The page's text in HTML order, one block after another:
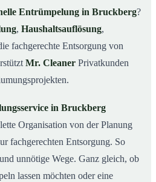
in Bruckberg?
Bruckberg?
eine Entrümpelung
– so arbeiten unsere Profis
Entrümpelung in Bruckberg?
, Haushaltsauflösung,
fachgerechte Entsorgung von
Mr. Cleaner Privatkunden
in Bruckberg
Organisation von der Planung
fachgerechten Entsorgung. So
unnötige Wege. Ganz gleich, ob
lassen möchten oder eine